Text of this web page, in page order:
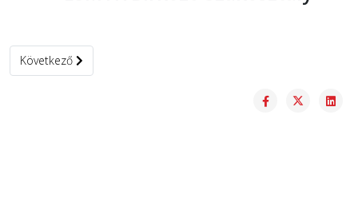
Következő cikk: Egy sikertörténet 11 éve - ESMTK Birkózó
Következő